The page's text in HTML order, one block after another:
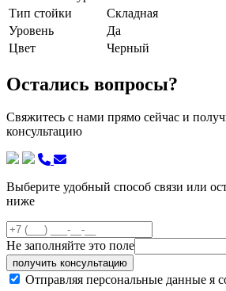
Тип стойки
Складная
Уровень
Да
Цвет
Черный
Остались вопросы?
Свяжитесь с нами прямо сейчас и
консультацию
Выберите удобный способ связи или
ниже
Не заполняйте это поле
получить консультацию
Отправляя персональные данные я